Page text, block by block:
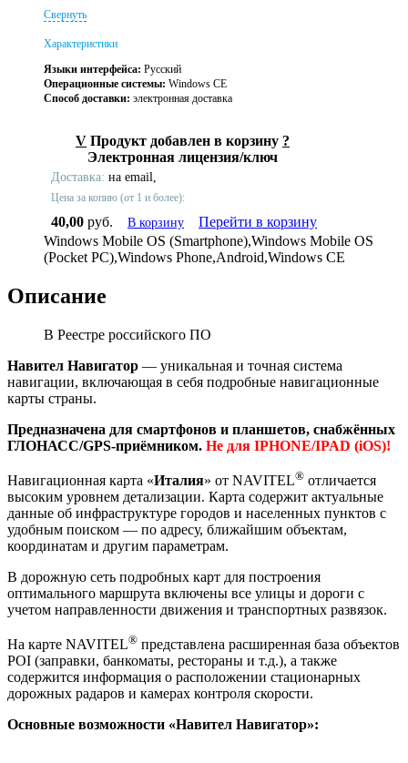
Свернуть
Характеристики
Языки интерфейса: Русский
Операционные системы: Windows CE
Способ доставки: электронная доставка
V Продукт добавлен в корзину ?
Электронная лицензия/ключ
Доставка: на email,
Цена за копию (от 1 и более):
40,00 руб. В корзину
Перейти в корзину
Windows Mobile OS (Smartphone),Windows Mobile OS
(Pocket PC),Windows Phone,Android,Windows CE
Описание
В Реестре российского ПО
Навител Навигатор — уникальная и точная система
навигации, включающая в себя подробные навигационные
карты страны.
Предназначена для смартфонов и планшетов, снабжённых
ГЛОНАСС/GPS-приёмником. Не для IPHONE/IPAD (iOS)!
Навигационная карта «Италия» от NAVITEL® отличается
высоким уровнем детализации. Карта содержит актуальные
данные об инфраструктуре городов и населенных пунктов с
удобным поиском — по адресу, ближайшим объектам,
координатам и другим параметрам.
В дорожную сеть подробных карт для построения
оптимального маршрута включены все улицы и дороги с
учетом направленности движения и транспортных развязок.
На карте NAVITEL® представлена расширенная база объектов
POI (заправки, банкоматы, рестораны и т.д.), а также
содержится информация о расположении стационарных
дорожных радаров и камерах контроля скорости.
Основные возможности «Навител Навигатор»: